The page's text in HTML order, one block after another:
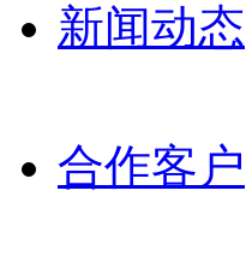
新闻动态
合作客户